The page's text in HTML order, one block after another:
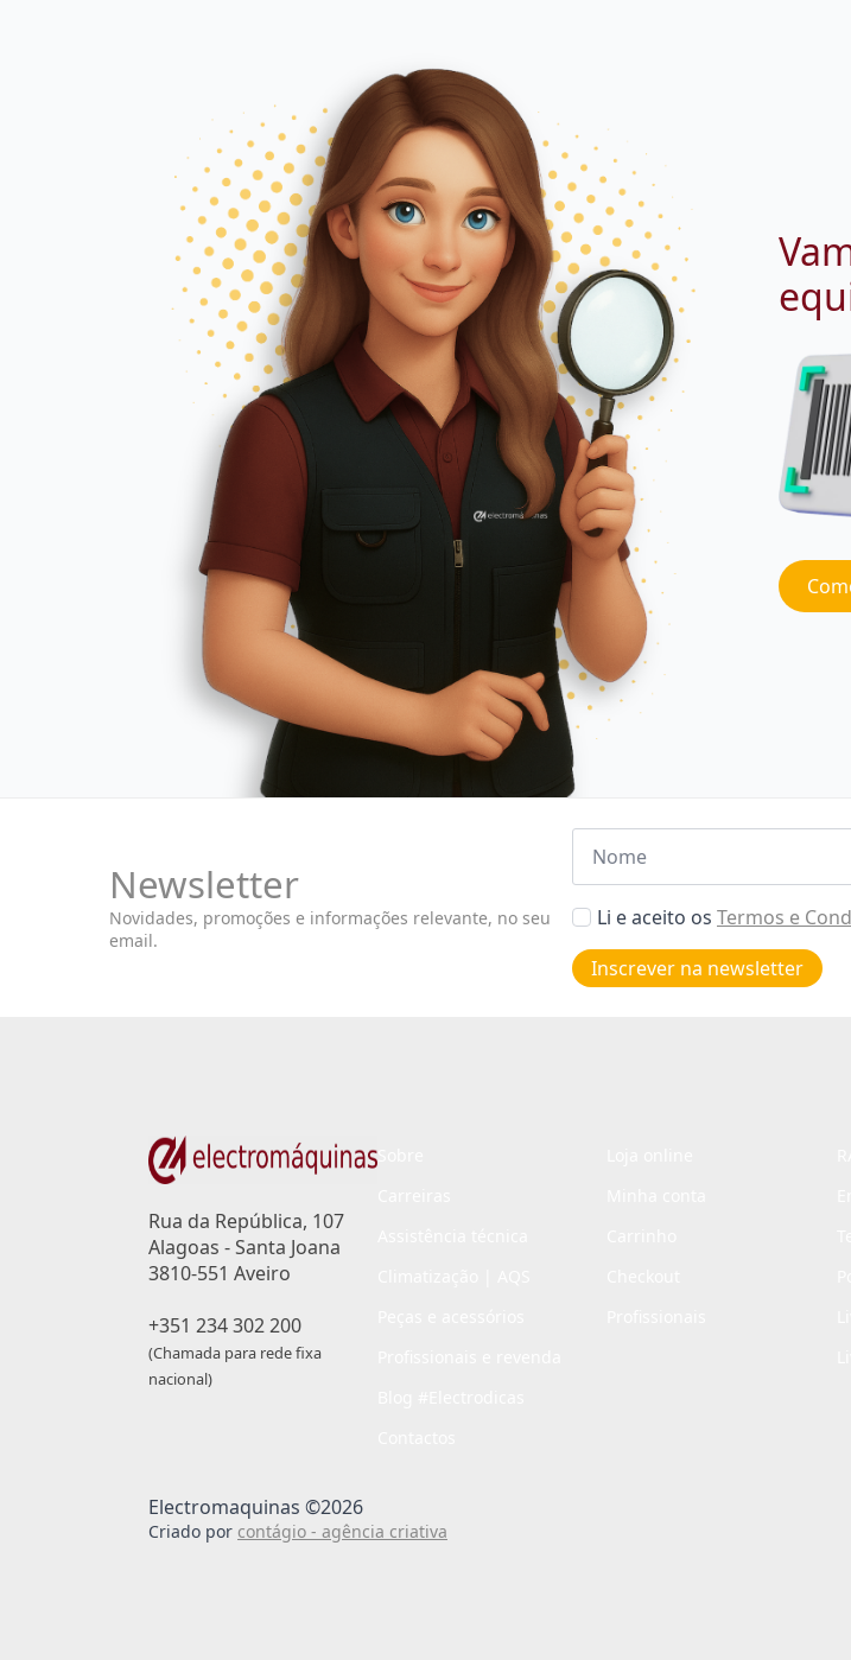
Newsletter
Novidades, promoções e informações relevante, no seu
email.
Nome
Aceitar
de
privacidade
Li e aceito os Termos e
Inscrever na newsletter
Rua da República, 107
Alagoas - Santa Joana
3810-551 Aveiro
+351 234 302 200
(Chamada para rede fixa
nacional)
Electromaquinas ©2026
Criado por contágio - agência criativa